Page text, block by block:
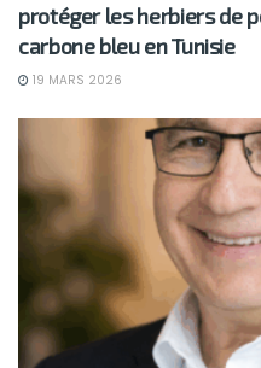
protéger les herbiers de
carbone bleu en Tunisie
19 MARS 2026